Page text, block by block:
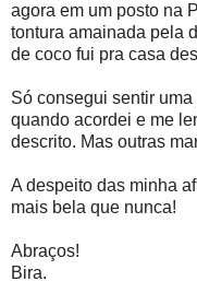
agora em um posto na
tontura amainada pela
de coco fui pra casa
Só consegui sentir
quando acordei e me
descrito. Mas outras
A despeito das minha
mais bela que nunca!
Abraços!
Bira.